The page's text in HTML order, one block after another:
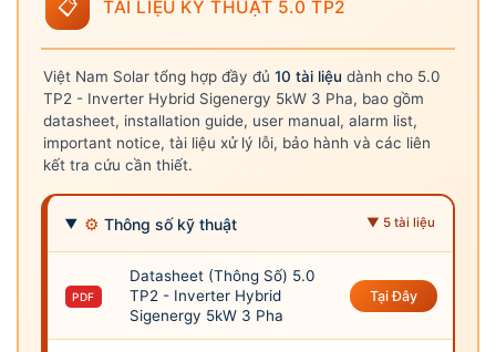
📋 TÀI LIỆU KỸ THUẬT 5.0 TP2
Việt Nam Solar tổng hợp đầy đủ 10 tài liệu dành cho 5.0
TP2 - Inverter Hybrid Sigenergy 5kW 3 Pha, bao gồm
datasheet, installation guide, user manual, alarm list,
important notice, tài liệu xử lý lỗi, bảo hành và các liên
kết tra cứu cần thiết.
⚙ Thông số kỹ thuật ▼ 5 tài liệu
PDF
Datasheet (Thông Số) 5.0
TP2 - Inverter Hybrid
Sigenergy 5kW 3 Pha
Tại Đây